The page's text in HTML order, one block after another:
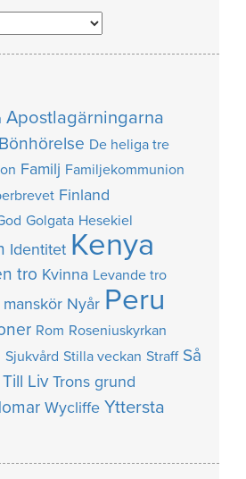
Apostlagärningarna
Bönhörelse De heliga tre
Familj Familjekommunion
Finland
Golgata Hesekiel
Identitet Kenya
tro Kvinna Levande tro
manskör Nyår Peru
Rom Roseniuskyrkan
Sjukvård Stilla veckan Straff Så
Till Liv Trons grund
Wycliffe Yttersta